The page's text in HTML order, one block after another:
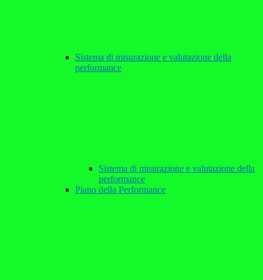
Sistema di misurazione e valutazione della
performance
Sistema di misurazione e valutazione della
performance
Piano della Performance